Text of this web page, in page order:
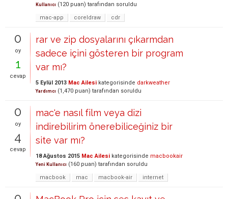
Kullanıcı (120 puan) tarafından soruldu
mac-app
coreldraw cdr
0
oy
1
cevap
rar ve zip dosyalarını çıkarmdan
sadece içini gösteren bir program
var mı?
5 Eylül 2013 Mac Ailesi kategorisinde darkweather
Yardımcı (1,470 puan) tarafından soruldu
0
oy
4
cevap
mac'e nasıl film veya dizi
indirebilirim önerebiliceğiniz bir
site var mı?
18 Ağustos 2015 Mac Ailesi kategorisinde macbookair
Yeni Kullanıcı (160 puan) tarafından soruldu
macbook
mac macbook-air internet